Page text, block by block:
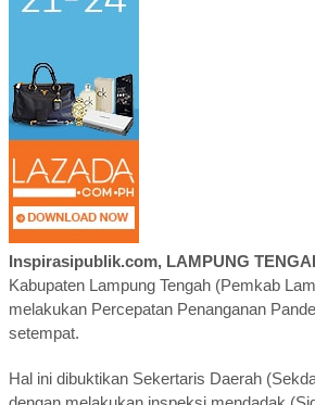
Inspirasipublik.com, LAMPUNG
Kabupaten Lampung Tengah (Pemkab
melakukan Percepatan Penanganan
setempat.
Hal ini dibuktikan Sekertaris Daerah